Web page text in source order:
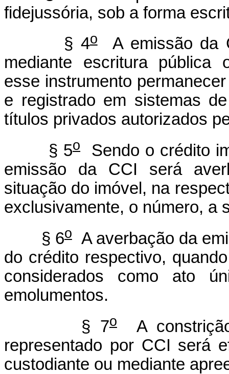
fidejussória, sob a forma
§ 4oA emissão da
mediante escritura pública
esse instrumento
e registrado em sistemas
títulos privados autorizados
§ 5o
Sendo o crédito
emissão da CCI será
situação do imóvel, na
exclusivamente, o número, a
§ 6oA averbação da
do crédito respectivo,
considerados como ato
emolumentos.
§ 7oA constrição
representado por CCI será
custodiante ou mediante